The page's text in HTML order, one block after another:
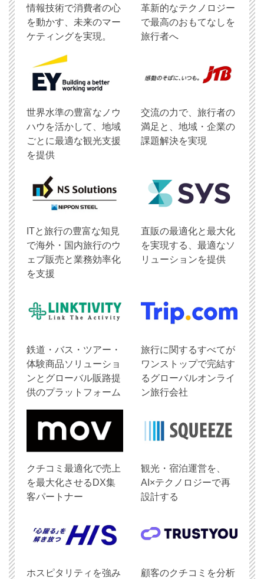
情報技術で消費者の心
を動かす、未来のマー
ケティングを実現。
革新的なテクノロジー
で最高のおもてなしを
旅行者へ
世界水準の豊富なノウ
ハウを活かして、地域
ごとに最適な観光支援
を提供
交流の力で、旅行者の
満足と、地域・企業の
課題解決を実現
ITと旅行の豊富な知見
で海外・国内旅行のウ
ェブ販売と業務効率化
を支援
直販の最適化と最大化
を実現する、最適なソ
リューションを提供
鉄道・バス・ツアー・
体験商品ソリューショ
ンとグローバル販路提
供のプラットフォーム
旅行に関するすべてが
ワンストップで完結す
るグローバルオンライ
ン旅行会社
クチコミ最適化で売上
を最大化させるDX集
客パートナー
観光・宿泊運営を、
AI×テクノロジーで再
設計する
ホスピタリティを強み
顧客のクチコミを分析